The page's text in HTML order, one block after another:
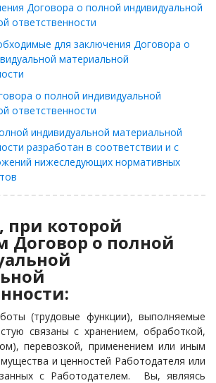
Договора о полной индивидуальной
ответственности
для заключения Договора о
материальной
о полной индивидуальной
ответственности
индивидуальной материальной
разработан в соответствии и с
нижеследующих нормативных
при которой
Договор о полной
(трудовые функции), выполняемые
связаны с хранением, обработкой,
перевозкой, применением или иным
и ценностей Работодателя или
с Работодателем. Вы, являясь